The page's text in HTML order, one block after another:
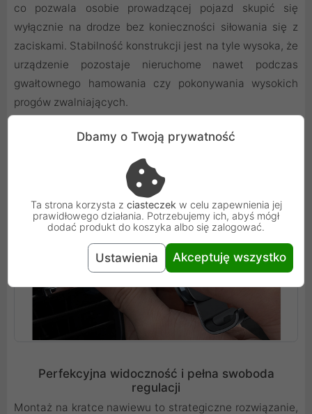
co pozwala osobie prowadzącej pojazd skupić się
wyłącznie na drodze bez konieczności siłowania się z
zaciskami. Stabilność konstrukcji jest na tyle wysoka, że
urządzenie pozostaje nieruchome nawet podczas
gwałtownego hamowania czy pokonywania wysokich
progów zwalniających.
Perfekcyjna widoczność i pełna swoboda
regulacji
Montaż na kratce nawiewu to strategiczne rozwiązanie,
Dbamy o Twoją prywatność
Ta strona korzysta z ciasteczek w celu zapewnienia jej
prawidłowego działania. Potrzebujemy ich, abyś mógł
dodać produkt do koszyka albo się zalogować.
Ustawienia Akceptuję wszystko